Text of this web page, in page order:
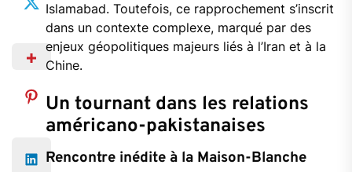
Islamabad. Toutefois, ce rapprochement s’inscrit
dans un contexte complexe, marqué par des
enjeux géopolitiques majeurs liés à l’Iran et à la
Chine.
Un tournant dans les relations
américano-pakistanaises
Rencontre inédite à la Maison-Blanche